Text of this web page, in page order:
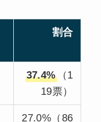
割合
37.4%（1
19票）
27.0%（86